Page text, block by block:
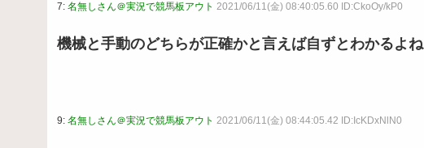
7: 名無しさん＠実況で競馬板アウト 2021/06/11(金) 08:40:05.60 ID:CkoOy/kP0
機械と手動のどちらが正確かと言えば自ずとわかるよね
9: 名無しさん＠実況で競馬板アウト 2021/06/11(金) 08:44:05.42 ID:IcKDxNlN0